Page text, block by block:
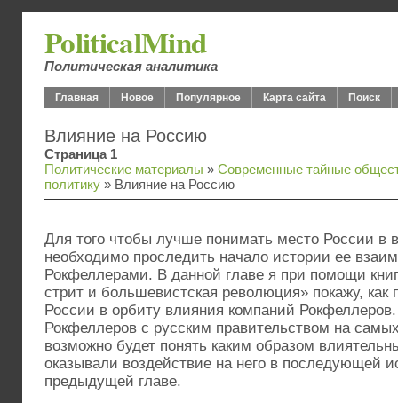
PoliticalMind
Политическая аналитика
Главная Новое Популярное Карта сайта Поиск
Влияние на Россию
Страница 1
Политические материалы » Современные тайные
политику » Влияние на Россию
Для того чтобы лучше понимать место России в
необходимо проследить начало истории ее
Рокфеллерами. В данной главе я при помощи
стрит и большевистская революция» покажу, как
России в орбиту влияния компаний
Рокфеллеров с русским правительством на
возможно будет понять каким образом
оказывали воздействие на него в последующей
предыдущей главе.